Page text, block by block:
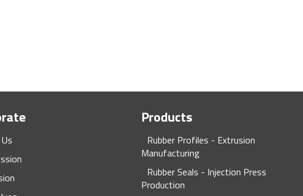
Products
Rubber Profiles - Extrusion
Manufacturing
Rubber Seals - Injection Press
Production